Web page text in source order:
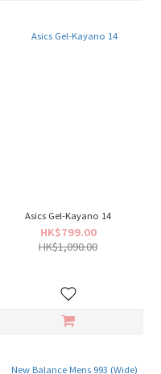
Asics Gel-Kayano 14
HK$799.00
HK$1,090.00